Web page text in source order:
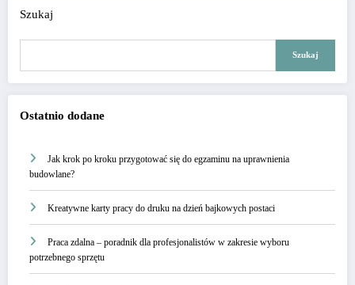
Szukaj
Szukaj
Ostatnio dodane
Jak krok po kroku przygotować się do egzaminu na uprawnienia
budowlane?
Kreatywne karty pracy do druku na dzień bajkowych postaci
Praca zdalna – poradnik dla profesjonalistów w zakresie wyboru
potrzebnego sprzętu